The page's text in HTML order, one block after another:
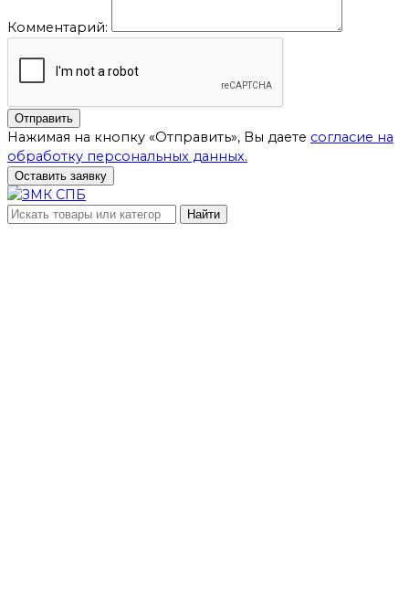
Комментарий:
Отправить
Нажимая на кнопку «Отправить», Вы даете согласие на
обработку персональных данных.
Оставить заявку
Найти